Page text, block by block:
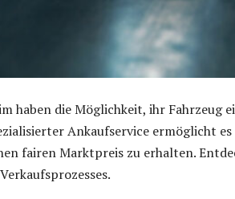
haben die Möglichkeit, ihr Fahrzeug
Ankaufservice ermöglicht
fairen Marktpreis zu erhalten.